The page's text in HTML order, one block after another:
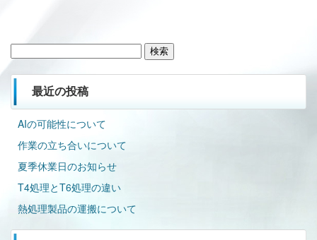
索:
最近の投稿
AIの可能性について
作業の立ち合いについて
夏季休業日のお知らせ
T4処理とT6処理の違い
熱処理製品の運搬について